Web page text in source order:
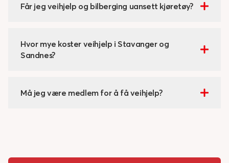
Får jeg veihjelp og bilberging uansett kjøretøy?
Hvor mye koster veihjelp i Stavanger og
Sandnes?
Må jeg være medlem for å få veihjelp?